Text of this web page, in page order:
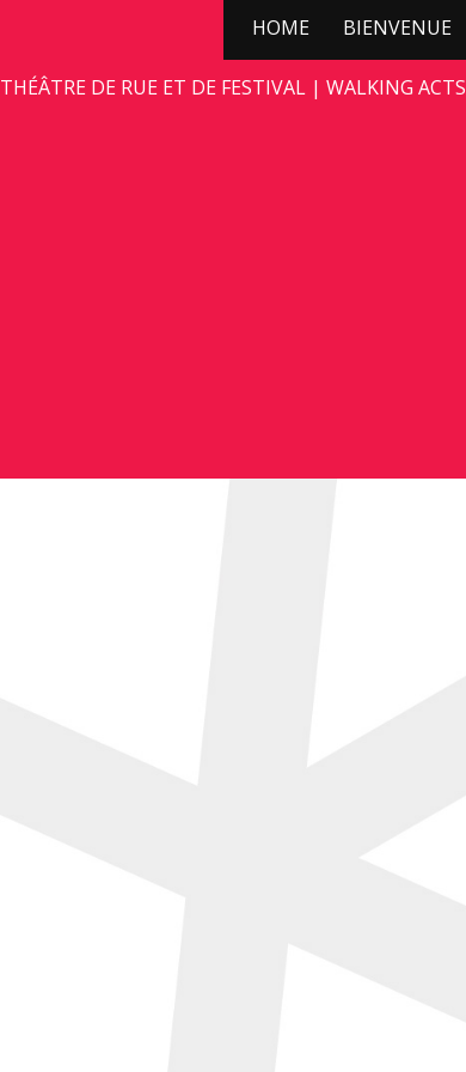
HOME BIENVENUE
THÉÂTRE DE RUE ET DE FESTIVAL | WALKING ACTS
GOLILA